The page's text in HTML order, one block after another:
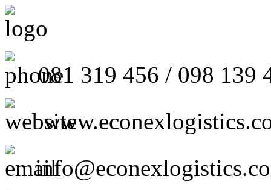
081 319 456 / 098 139